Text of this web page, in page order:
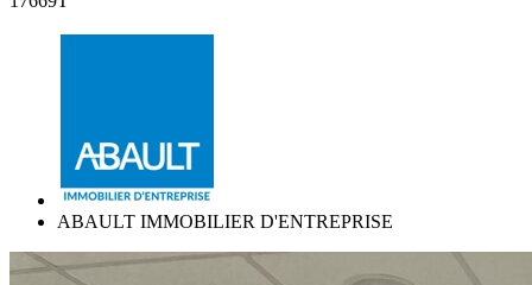
ABAULT IMMOBILIER D'ENTREPRISE